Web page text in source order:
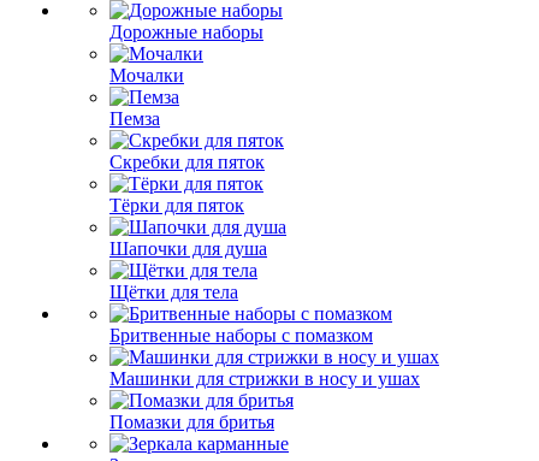
Дорожные наборы
Мочалки
Пемза
Скребки для пяток
Тёрки для пяток
Шапочки для душа
Щётки для тела
Бритвенные наборы с помазком
Машинки для стрижки в носу и ушах
Помазки для бритья